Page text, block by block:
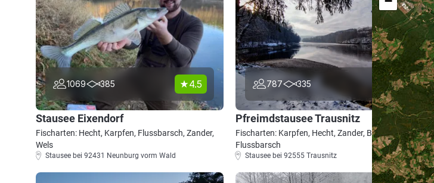
1069 385 4.5
Stausee Eixendorf
Fischarten: Hecht, Karpfen, Flussbarsch, Zander,
Wels
Stausee bei 92431 Neunburg vorm Wald
787 335 4.5
Pfreimdstausee Trausnitz
Fischarten: Karpfen, Hecht, Zander, Brachse,
Flussbarsch
Stausee bei 92555 Trausnitz